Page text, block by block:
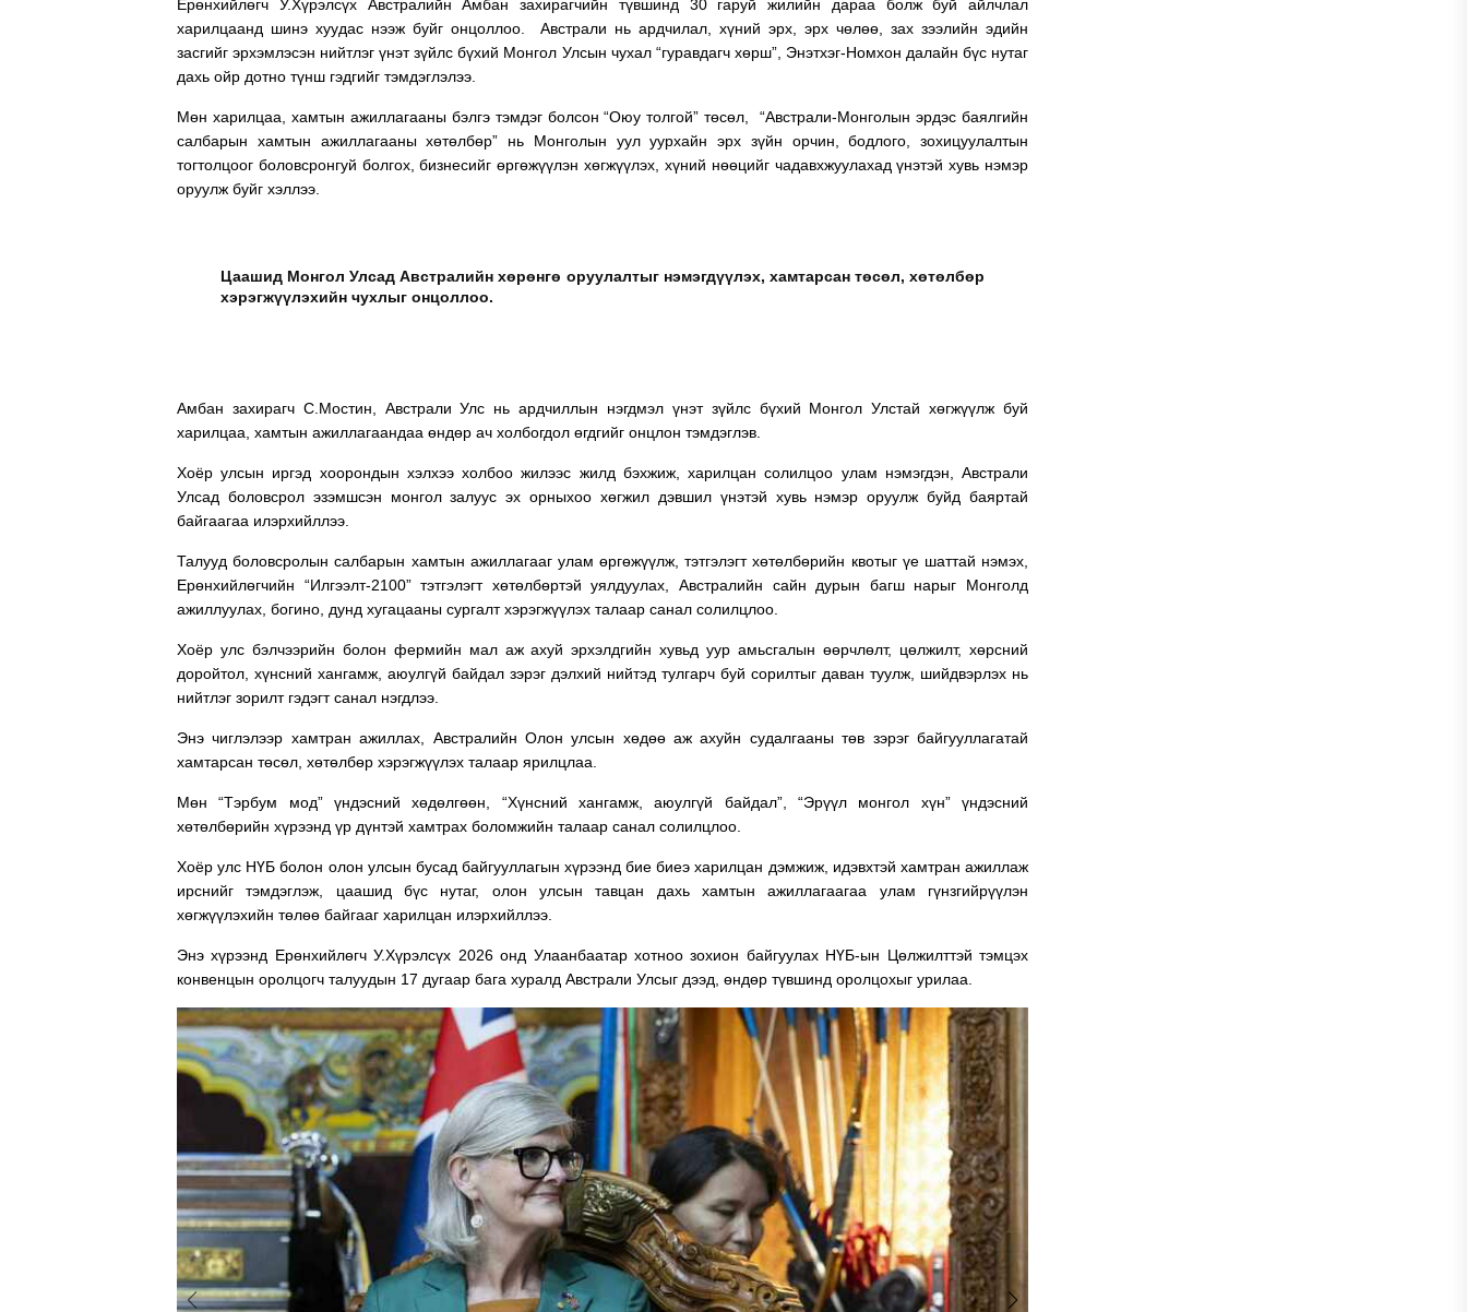
Ерөнхийлөгч У.Хүрэлсүх Австралийн Амбан захирагчийн түвшинд 30 гаруй жилийн дараа болж буй айлчлал
харилцаанд шинэ хуудас нээж буйг онцоллоо. Австрали нь ардчилал, хүний эрх, эрх чөлөө, зах зээлийн эдийн
засгийг эрхэмлэсэн нийтлэг үнэт зүйлс бүхий Монгол Улсын чухал “гуравдагч хөрш”, Энэтхэг-Номхон далайн бүс нутаг
дахь ойр дотно түнш гэдгийг тэмдэглэлээ.
Мөн харилцаа, хамтын ажиллагааны бэлгэ тэмдэг болсон “Оюу толгой” төсөл, “Австрали-Монголын эрдэс баялгийн
салбарын хамтын ажиллагааны хөтөлбөр” нь Монголын уул уурхайн эрх зүйн орчин, бодлого, зохицуулалтын
тогтолцоог боловсронгуй болгох, бизнесийг өргөжүүлэн хөгжүүлэх, хүний нөөцийг чадавхжуулахад үнэтэй хувь нэмэр
оруулж буйг хэллээ.
Цаашид Монгол Улсад Австралийн хөрөнгө оруулалтыг нэмэгдүүлэх, хамтарсан төсөл, хөтөлбөр
хэрэгжүүлэхийн чухлыг онцоллоо.
Амбан захирагч С.Мостин, Австрали Улс нь ардчиллын нэгдмэл үнэт зүйлс бүхий Монгол Улстай хөгжүүлж буй
харилцаа, хамтын ажиллагаандаа өндөр ач холбогдол өгдгийг онцлон тэмдэглэв.
Хоёр улсын иргэд хоорондын хэлхээ холбоо жилээс жилд бэхжиж, харилцан солилцоо улам нэмэгдэн, Австрали
Улсад боловсрол эзэмшсэн монгол залуус эх орныхоо хөгжил дэвшил үнэтэй хувь нэмэр оруулж буйд баяртай
байгаагаа илэрхийллээ.
Талууд боловсролын салбарын хамтын ажиллагааг улам өргөжүүлж, тэтгэлэгт хөтөлбөрийн квотыг үе шаттай нэмэх,
Ерөнхийлөгчийн “Илгээлт-2100” тэтгэлэгт хөтөлбөртэй уялдуулах, Австралийн сайн дурын багш нарыг Монголд
ажиллуулах, богино, дунд хугацааны сургалт хэрэгжүүлэх талаар санал солилцлоо.
Хоёр улс бэлчээрийн болон фермийн мал аж ахуй эрхэлдгийн хувьд уур амьсгалын өөрчлөлт, цөлжилт, хөрсний
доройтол, хүнсний хангамж, аюулгүй байдал зэрэг дэлхий нийтэд тулгарч буй сорилтыг даван туулж, шийдвэрлэх нь
нийтлэг зорилт гэдэгт санал нэгдлээ.
Энэ чиглэлээр хамтран ажиллах, Австралийн Олон улсын хөдөө аж ахуйн судалгааны төв зэрэг байгууллагатай
хамтарсан төсөл, хөтөлбөр хэрэгжүүлэх талаар ярилцлаа.
Мөн “Тэрбум мод” үндэсний хөдөлгөөн, “Хүнсний хангамж, аюулгүй байдал”, “Эрүүл монгол хүн” үндэсний
хөтөлбөрийн хүрээнд үр дүнтэй хамтрах боломжийн талаар санал солилцлоо.
Хоёр улс НҮБ болон олон улсын бусад байгууллагын хүрээнд бие биеэ харилцан дэмжиж, идэвхтэй хамтран ажиллаж
ирснийг тэмдэглэж, цаашид бүс нутаг, олон улсын тавцан дахь хамтын ажиллагаагаа улам гүнзгийрүүлэн
хөгжүүлэхийн төлөө байгааг харилцан илэрхийллээ.
Энэ хүрээнд Ерөнхийлөгч У.Хүрэлсүх 2026 онд Улаанбаатар хотноо зохион байгуулах НҮБ-ын Цөлжилттэй тэмцэх
конвенцын оролцогч талуудын 17 дугаар бага хуралд Австрали Улсыг дээд, өндөр түвшинд оролцохыг урилаа.